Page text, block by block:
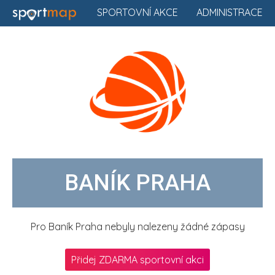
ADMINISTRACE
SPORTOVNÍ AKCE
BANÍK PRAHA
Pro Baník Praha nebyly nalezeny žádné zápasy
Přidej ZDARMA sportovní akci